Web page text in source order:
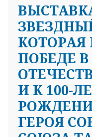
ПОБЕДЕ
И К 100-
ГЕРОЯ